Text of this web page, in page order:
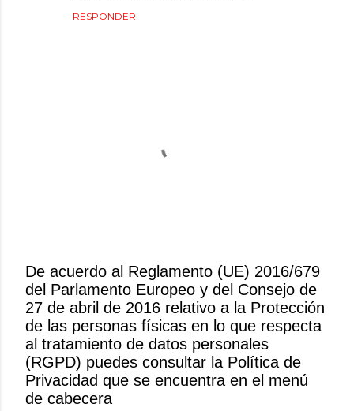
RESPONDER
P
u
b
l
i
c
a
De acuerdo al Reglamento (UE) 2016/679
del Parlamento Europeo y del Consejo de
27 de abril de 2016 relativo a la Protección
de las personas físicas en lo que respecta
al tratamiento de datos personales
(RGPD) puedes consultar la Política de
Privacidad que se encuentra en el menú
de cabecera